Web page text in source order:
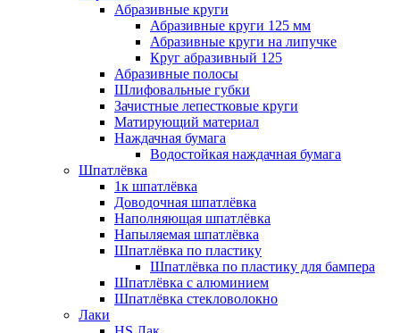
Абразивные круги
Абразивные круги 125 мм
Абразивные круги на липучке
Круг абразивный 125
Абразивные полосы
Шлифовальные губки
Зачистные лепестковые круги
Матирующий материал
Наждачная бумага
Водостойкая наждачная бумага
Шпатлёвка
1к шпатлёвка
Доводочная шпатлёвка
Наполняющая шпатлёвка
Напыляемая шпатлёвка
Шпатлёвка по пластику
Шпатлёвка по пластику для бампера
Шпатлёвка с алюминием
Шпатлёвка стекловолокно
Лаки